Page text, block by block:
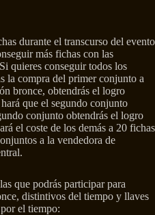
durante el transcurso del evento
más fichas con las
quieres conseguir todos los
la compra del primer conjunto a
bronce, obtendrás el logro
que el segundo conjunto
conjunto obtendrás el logro
el coste de los demás a 20 fichas
a la vendedora de
que podrás participar para
distintivos del tiempo y llaves
el tiempo: